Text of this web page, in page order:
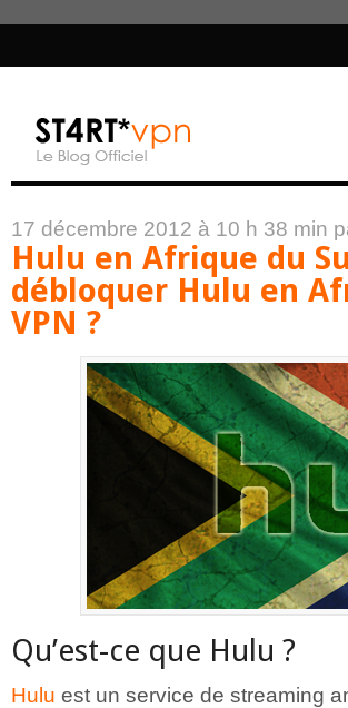
17 décembre 2012 à 10 h 38 min
Hulu en Afrique du
débloquer Hulu en
VPN ?
Qu’est-ce que Hulu ?
Hulu est un service de streaming